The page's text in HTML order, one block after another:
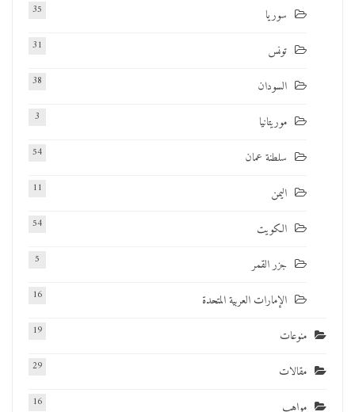
سوريا 35
تونس 31
السودان 38
موريتانيا 3
سلطنة عمان 54
اليمن 11
الكويت 54
جزر القمر 5
الإمارات العربية المتحدة 16
منوعات 19
مقالات 29
مواهب 16